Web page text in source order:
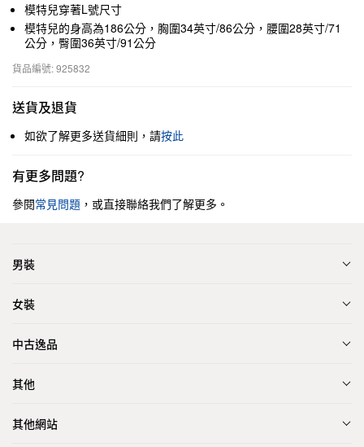
模特兒穿著L號尺寸
模特兒的身高為186公分，胸圍34英寸/86公分，腰圍28英寸/71
公分，臀圍36英寸/91公分
貨品編號: 925832
送貨及退貨
如欲了解更多送貨細則，請按此
有更多問題?
參閱常見問題 ，或直接聯絡我們了解更多。
男裝
女裝
中古逸品
其他
其他網站